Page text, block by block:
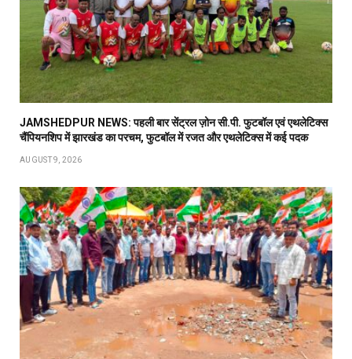
JAMSHEDPUR NEWS: पहली बार सेंट्रल ज़ोन सी.पी. फुटबॉल एवं एथलेटिक्स
चैंपियनशिप में झारखंड का परचम, फुटबॉल में रजत और एथलेटिक्स में कई पदक
AUGUST 9, 2026